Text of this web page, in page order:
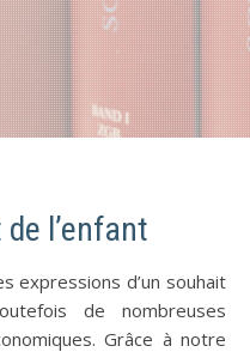
l’enfant
expressions d’un souhait
de nombreuses
Grâce à notre